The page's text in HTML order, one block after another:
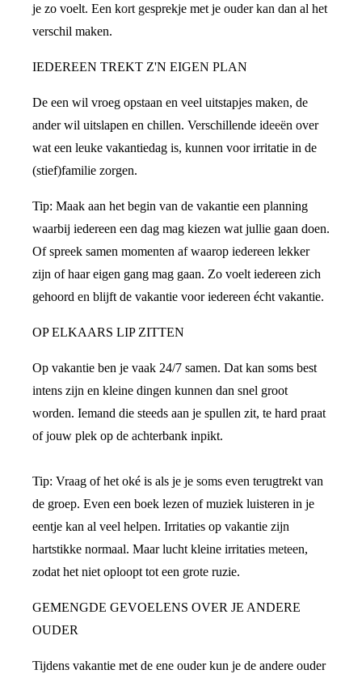
je zo voelt. Een kort gesprekje met je ouder kan dan al het
verschil maken.
IEDEREEN TREKT Z'N EIGEN PLAN
De een wil vroeg opstaan en veel uitstapjes maken, de
ander wil uitslapen en chillen. Verschillende ideeën over
wat een leuke vakantiedag is, kunnen voor irritatie in de
(stief)familie zorgen.
Tip: Maak aan het begin van de vakantie een planning
waarbij iedereen een dag mag kiezen wat jullie gaan doen.
Of spreek samen momenten af waarop iedereen lekker
zijn of haar eigen gang mag gaan. Zo voelt iedereen zich
gehoord en blijft de vakantie voor iedereen écht vakantie.
OP ELKAARS LIP ZITTEN
Op vakantie ben je vaak 24/7 samen. Dat kan soms best
intens zijn en kleine dingen kunnen dan snel groot
worden. Iemand die steeds aan je spullen zit, te hard praat
of jouw plek op de achterbank inpikt.
Tip: Vraag of het oké is als je je soms even terugtrekt van
de groep. Even een boek lezen of muziek luisteren in je
eentje kan al veel helpen. Irritaties op vakantie zijn
hartstikke normaal. Maar lucht kleine irritaties meteen,
zodat het niet oploopt tot een grote ruzie.
GEMENGDE GEVOELENS OVER JE ANDERE
OUDER
Tijdens vakantie met de ene ouder kun je de andere ouder